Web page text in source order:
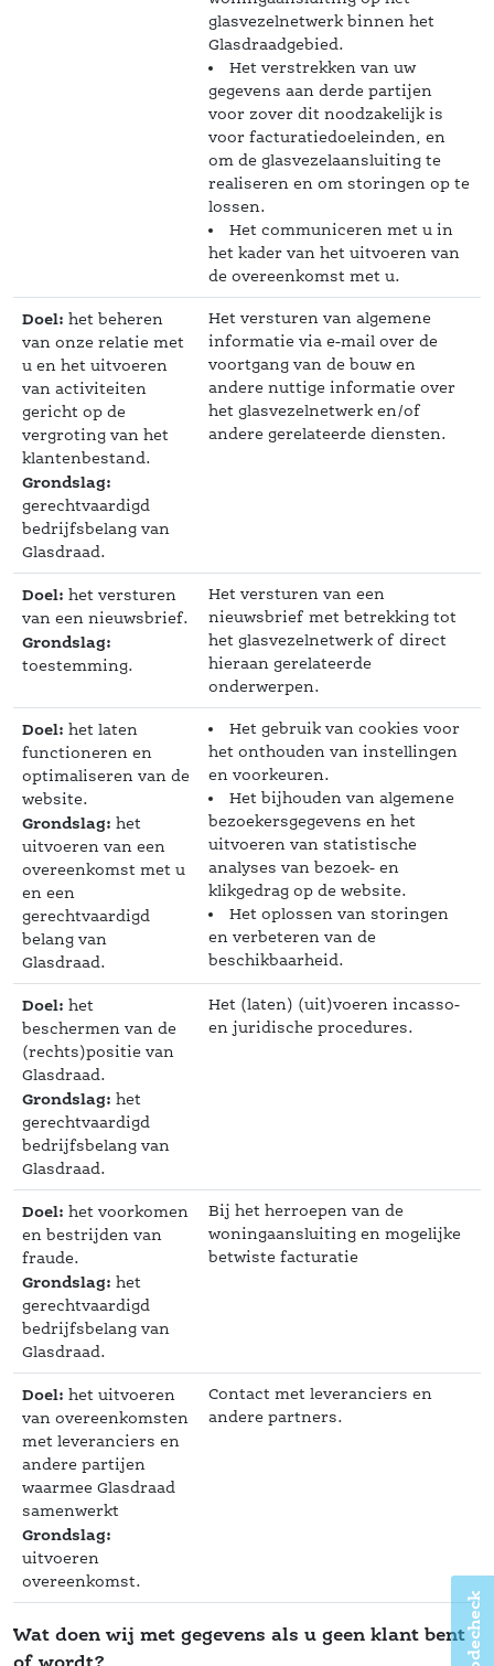
glasvezelnetwerk binnen het
Glasdraadgebied.
Het verstrekken van uw
gegevens aan derde partijen
voor zover dit noodzakelijk is
voor facturatiedoeleinden, en
om de glasvezelaansluiting te
realiseren en om storingen op te
lossen.
Het communiceren met u in
het kader van het uitvoeren van
de overeenkomst met u.
Doel: het beheren
van onze relatie met
u en het uitvoeren
van activiteiten
gericht op de
vergroting van het
klantenbestand.
Grondslag:
gerechtvaardigd
bedrijfsbelang van
Glasdraad.
Het versturen van algemene
informatie via e-mail over de
voortgang van de bouw en
andere nuttige informatie over
het glasvezelnetwerk en/of
andere gerelateerde diensten.
Doel: het versturen
van een nieuwsbrief.
Grondslag:
toestemming.
Het versturen van een
nieuwsbrief met betrekking tot
het glasvezelnetwerk of direct
hieraan gerelateerde
onderwerpen.
Doel: het laten
functioneren en
optimaliseren van de
website.
Grondslag: het
uitvoeren van een
overeenkomst met u
en een
gerechtvaardigd
belang van
Glasdraad.
Het gebruik van cookies voor
het onthouden van instellingen
en voorkeuren.
Het bijhouden van algemene
bezoekersgegevens en het
uitvoeren van statistische
analyses van bezoek- en
klikgedrag op de website.
Het oplossen van storingen
en verbeteren van de
beschikbaarheid.
Doel: het
beschermen van de
(rechts)positie van
Glasdraad.
Grondslag: het
gerechtvaardigd
bedrijfsbelang van
Glasdraad.
Het (laten) (uit)voeren incasso-
en juridische procedures.
Doel: het voorkomen
en bestrijden van
fraude.
Grondslag: het
gerechtvaardigd
bedrijfsbelang van
Glasdraad.
Bij het herroepen van de
woningaansluiting en mogelijke
betwiste facturatie
Doel: het uitvoeren
van overeenkomsten
met leveranciers en
andere partijen
waarmee Glasdraad
amenwerkt
Grondslag:
uitvoeren
overeenkomst.
Contact met leveranciers en
andere partners.
Wat doen wij met gegevens als u geen klant bent
of wordt?